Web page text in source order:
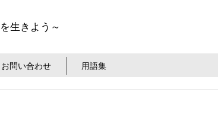
生きよう～
問い合わせ 用語集